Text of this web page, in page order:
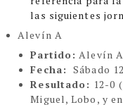
las siguientes
Alevín A
Partido: Alevín
Fecha: Sábado
Resultado: 12-0 (
Miguel, Lobo, y